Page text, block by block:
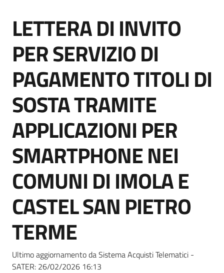
e
strumenti
acquisto
Supporto
Piattaforme
telematiche
English
Salta al contenuto
LETTERA DI INVITO
PER SERVIZIO DI
PAGAMENTO TITOLI DI
SOSTA TRAMITE
APPLICAZIONI PER
SMARTPHONE NEI
COMUNI DI IMOLA E
CASTEL SAN PIETRO
TERME
Ultimo aggiornamento da Sistema Acquisti Telematici -
SATER: 26/02/2026 16:13